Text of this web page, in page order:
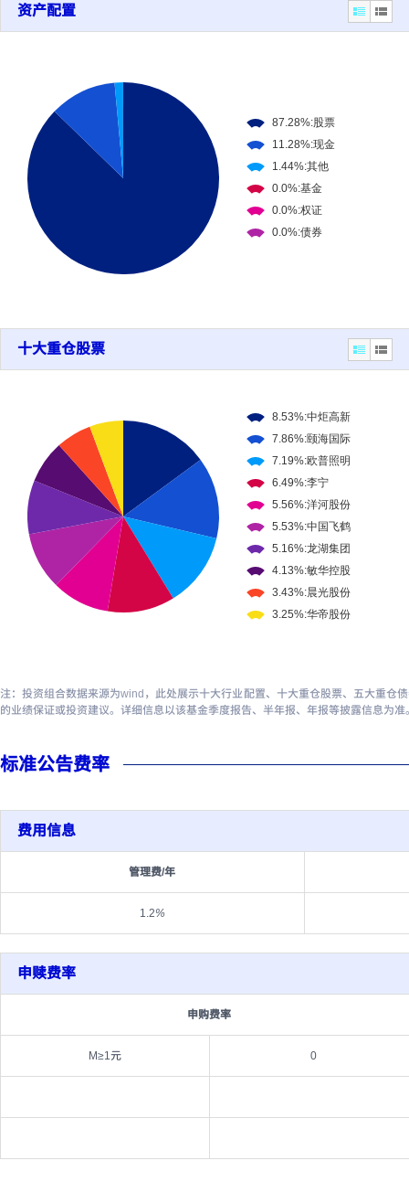
资产配置
十大重仓股票
注：投资组合数据来源为wind，此处展示十大行业配置、十大重仓股票、五大重仓
的业绩保证或投资建议。详细信息以该基金季度报告、半年报、年报等披露信息为准
标准公告费率
费用信息
管理费/年
1.2%
申赎费率
申购费率
M≥1元 0